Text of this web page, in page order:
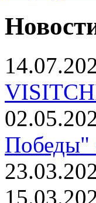
Победы"